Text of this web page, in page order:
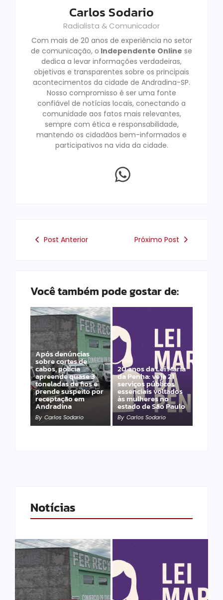
Carlos Sodario
Radialista & Comunicador
Com mais de 20 anos de experiência no setor
de comunicação, o Independente Online se
dedica a levar informações verdadeiras,
objetivas e transparentes sobre os principais
acontecimentos da cidade de Andradina-SP.
Nosso compromisso é ser uma fonte
confiável de notícias locais, conectando a
comunidade aos fatos mais relevantes,
sempre com ética e responsabilidade,
mantendo os cidadãos bem-informados e
participativos na vida da cidade.
Post Anterior Próximo Post
Você também pode gostar de:
Após denúncias
sobre cortes de
cabos, polícia
apreende quase 3
toneladas de fios e
prende suspeito por
receptação em
Andradina
By Carlos Sodario
20 anos da Lei Maria
da Penha: veja 21
serviços públicos
essenciais voltados
às mulheres no
estado de São Paulo
By Carlos Sodario
Notícias